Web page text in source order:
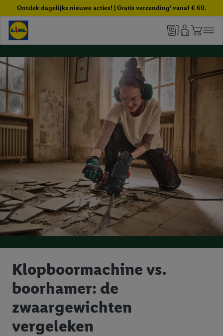
Ontdek dagelijks nieuwe acties! | Gratis verzending¹ vanaf € 60.
Klopboormachine vs.
boorhamer: de
zwaargewichten
vergeleken